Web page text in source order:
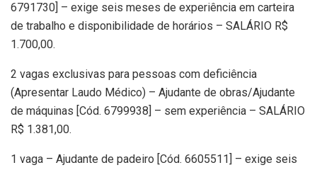
6791730] – exige seis meses de experiência em carteira
de trabalho e disponibilidade de horários – SALÁRIO R$
1.700,00.
2 vagas exclusivas para pessoas com deficiência
(Apresentar Laudo Médico) – Ajudante de obras/Ajudante
de máquinas [Cód. 6799938] – sem experiência – SALÁRIO
R$ 1.381,00.
1 vaga – Ajudante de padeiro [Cód. 6605511] – exige seis